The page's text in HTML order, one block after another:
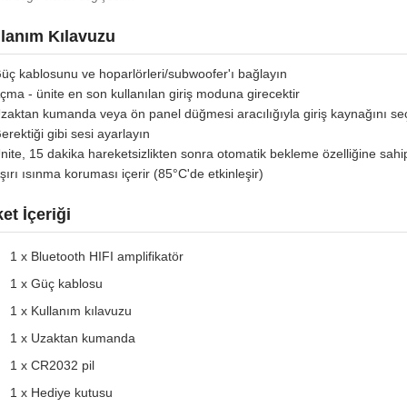
Kılavuzu
kablosunu ve hoparlörleri/subwoofer'ı bağlayın
- ünite en son kullanılan giriş moduna girecektir
kumanda veya ön panel düğmesi aracılığıyla giriş kaynağını
gibi sesi ayarlayın
15 dakika hareketsizlikten sonra otomatik bekleme özelliğine
ısınma koruması içerir (85°C'de etkinleşir)
İçeriği
1 x Bluetooth HIFI amplifikatör
1 x Güç kablosu
1 x Kullanım kılavuzu
1 x Uzaktan kumanda
1 x CR2032 pil
1 x Hediye kutusu